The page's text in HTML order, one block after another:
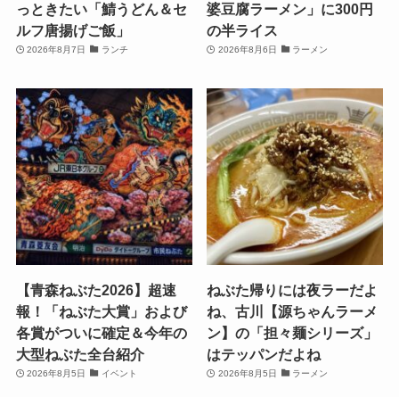
っときたい「鯖うどん＆セ
ルフ唐揚げご飯」
2026年8月7日 ランチ
婆豆腐ラーメン」に300円
の半ライス
2026年8月6日 ラーメン
【青森ねぶた2026】超速
報！「ねぶた大賞」および
各賞がついに確定＆今年の
大型ねぶた全台紹介
2026年8月5日 イベント
ねぶた帰りには夜ラーだよ
ね、古川【源ちゃんラーメ
ン】の「担々麺シリーズ」
はテッパンだよね
2026年8月5日 ラーメン